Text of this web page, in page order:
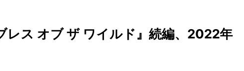
レス オブ ザ ワイルド』続編、2022年